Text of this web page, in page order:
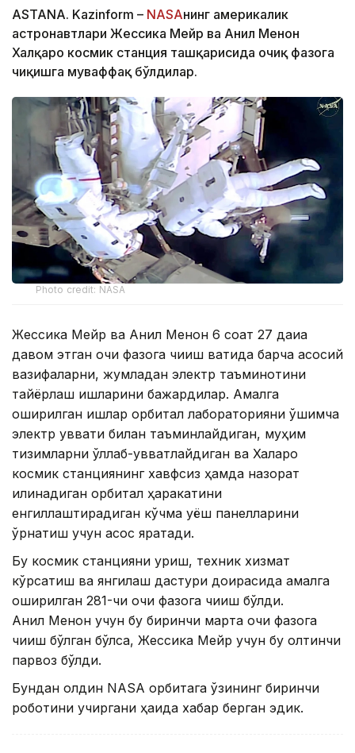
ASTANA. Kazinform – NASAнинг америкалик
астронавтлари Жессика Мейр ва Анил Менон
Халқаро космик станция ташқарисида очиқ фазога
чиқишга муваффақ бўлдилар.
Photo credit: NASA
Жессика Мейр ва Анил Менон 6 соат 27 дақиқа
давом этган очиқ фазога чиқиш вақтида барча асосий
вазифаларни, жумладан электр таъминотини
тайёрлаш ишларини бажардилар. Амалга
оширилган ишлар орбитал лабораторияни қўшимча
электр қуввати билан таъминлайдиган, муҳим
тизимларни қўллаб-қувватлайдиган ва Халқаро
космик станциянинг хавфсиз ҳамда назорат
қилинадиган орбитал ҳаракатини
енгиллаштирадиган кўчма қуёш панелларини
ўрнатиш учун асос яратади.
Бу космик станцияни қуриш, техник хизмат
кўрсатиш ва янгилаш дастури доирасида амалга
оширилган 281-чи очиқ фазога чиқиш бўлди.
Анил Менон учун бу биринчи марта очиқ фазога
чиқиш бўлган бўлса, Жессика Мейр учун бу олтинчи
парвоз бўлди.
Бундан олдин NASA орбитага ўзининг биринчи
роботини учиргани ҳақида хабар берган эдик.